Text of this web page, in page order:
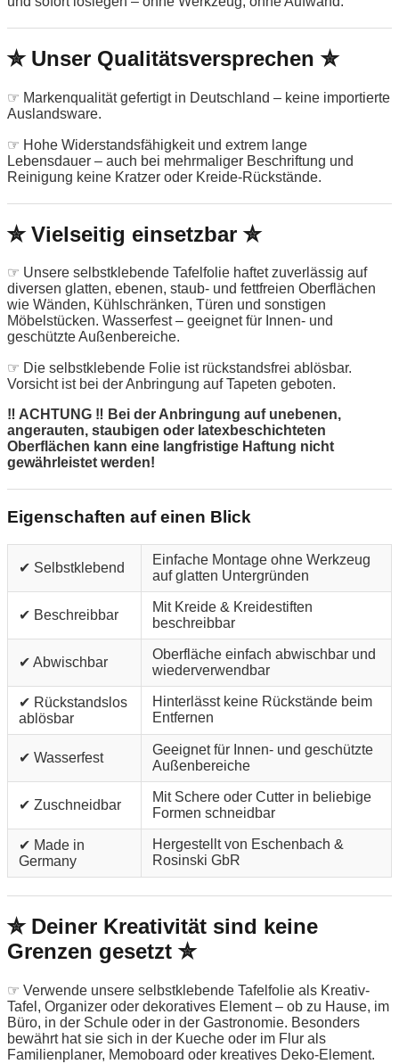
✮ Unser Qualitätsversprechen ✮
☞ Markenqualität gefertigt in Deutschland – keine importierte
Auslandsware.
☞ Hohe Widerstandsfähigkeit und extrem lange
Lebensdauer – auch bei mehrmaliger Beschriftung und
Reinigung keine Kratzer oder Kreide-Rückstände.
✮ Vielseitig einsetzbar ✮
☞ Unsere selbstklebende Tafelfolie haftet zuverlässig auf
diversen glatten, ebenen, staub- und fettfreien Oberflächen
wie Wänden, Kühlschränken, Türen und sonstigen
Möbelstücken. Wasserfest – geeignet für Innen- und
geschützte Außenbereiche.
☞ Die selbstklebende Folie ist rückstandsfrei ablösbar.
Vorsicht ist bei der Anbringung auf Tapeten geboten.
‼ ACHTUNG ‼ Bei der Anbringung auf unebenen,
angerauten, staubigen oder latexbeschichteten
Oberflächen kann eine langfristige Haftung nicht
gewährleistet werden!
Eigenschaften auf einen Blick
✔ Selbstklebend
Einfache Montage ohne Werkzeug
auf glatten Untergründen
✔ Beschreibbar
Mit Kreide & Kreidestiften
beschreibbar
✔ Abwischbar
Oberfläche einfach abwischbar und
wiederverwendbar
✔ Rückstandslos
ablösbar
Hinterlässt keine Rückstände beim
Entfernen
✔ Wasserfest
Geeignet für Innen- und geschützte
Außenbereiche
✔ Zuschneidbar
Mit Schere oder Cutter in beliebige
Formen schneidbar
✔ Made in
Germany
Hergestellt von Eschenbach &
Rosinski GbR
✮ Deiner Kreativität sind keine
Grenzen gesetzt ✮
☞ Verwende unsere selbstklebende Tafelfolie als Kreativ-
Tafel, Organizer oder dekoratives Element – ob zu Hause, im
Büro, in der Schule oder in der Gastronomie. Besonders
bewährt hat sie sich in der Kueche oder im Flur als
Familienplaner, Memoboard oder kreatives Deko-Element.